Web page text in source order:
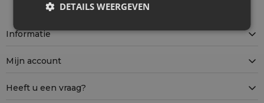
Informatie
Mijn account
Heeft u een vraag?
DETAILS WEERGEVEN